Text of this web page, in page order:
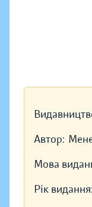
Автор:
Мова
Рік видання: